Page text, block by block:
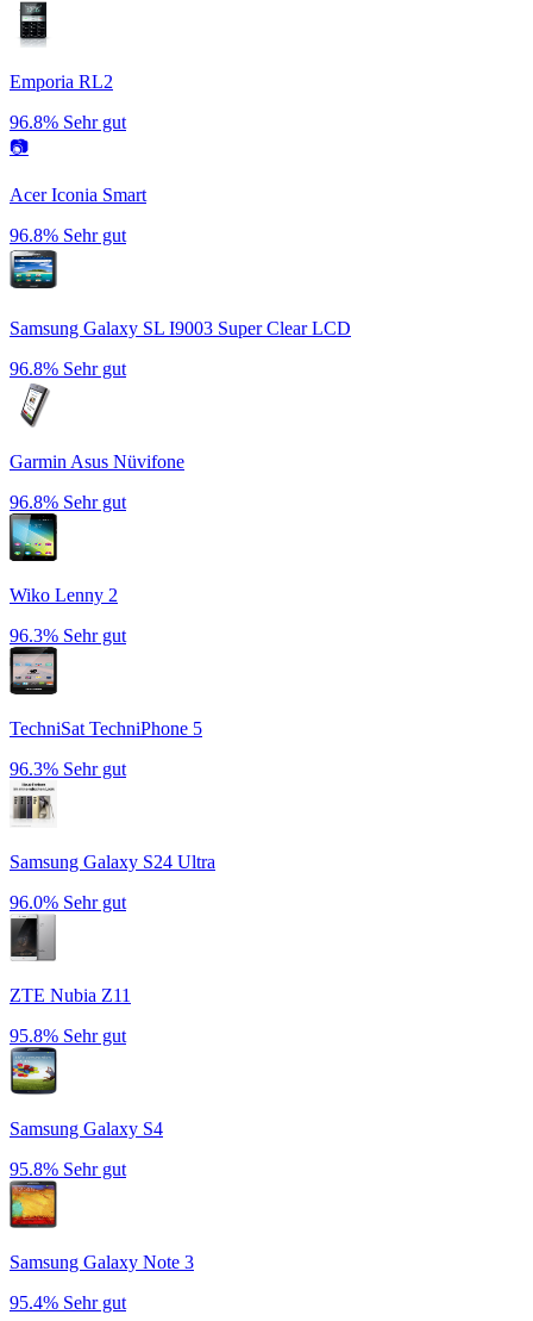
Emporia RL2
96.8% Sehr gut
📷
Acer Iconia Smart
96.8% Sehr gut
Samsung Galaxy SL I9003 Super Clear LCD
96.8% Sehr gut
Garmin Asus Nüvifone
96.8% Sehr gut
Wiko Lenny 2
96.3% Sehr gut
TechniSat TechniPhone 5
96.3% Sehr gut
Samsung Galaxy S24 Ultra
96.0% Sehr gut
ZTE Nubia Z11
95.8% Sehr gut
Samsung Galaxy S4
95.8% Sehr gut
Samsung Galaxy Note 3
95.4% Sehr gut